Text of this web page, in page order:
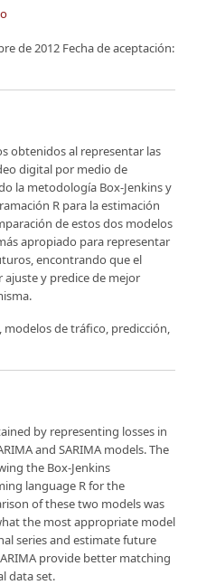
de 2012 Fecha de aceptación:
obtenidos al representar las
digital por medio de
la metodología Box-Jenkins y
R para la estimación
de estos dos modelos
apropiado para representar
encontrando que el
ajuste y predice de mejor
modelos de tráfico, predicción,
by representing losses in
and SARIMA models. The
the Box-Jenkins
language R for the
of these two models was
the most appropriate model
series and estimate future
provide better matching
data set.